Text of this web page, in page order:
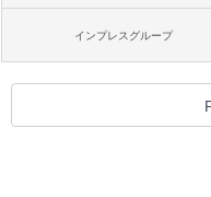
インプレスグループ